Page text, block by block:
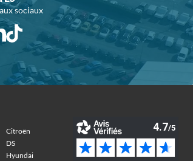
sociaux
Citroën
DS
Hyundai